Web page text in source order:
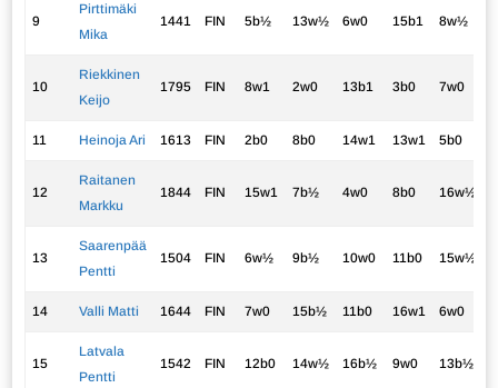
9
Pirttimäki
Mika
1441 FIN 5b½ 13w½ 6w0 15b1 8w½
10
Riekkinen
Keijo
1795 FIN 8w1 2w0 13b1 3b0 7w0
11 Heinoja Ari 1613 FIN 2b0 8b0 14w1 13w1 5b0
12
Raitanen
Markku
1844 FIN 15w1 7b½ 4w0 8b0 16w½
13
Saarenpää
Pentti
1504 FIN 6w½ 9b½ 10w0 11b0 15w½
14 Valli Matti 1644 FIN 7w0 15b½ 11b0 16w1 6w0
15
Latvala
Pentti
1542 FIN 12b0 14w½ 16b½ 9w0 13b½